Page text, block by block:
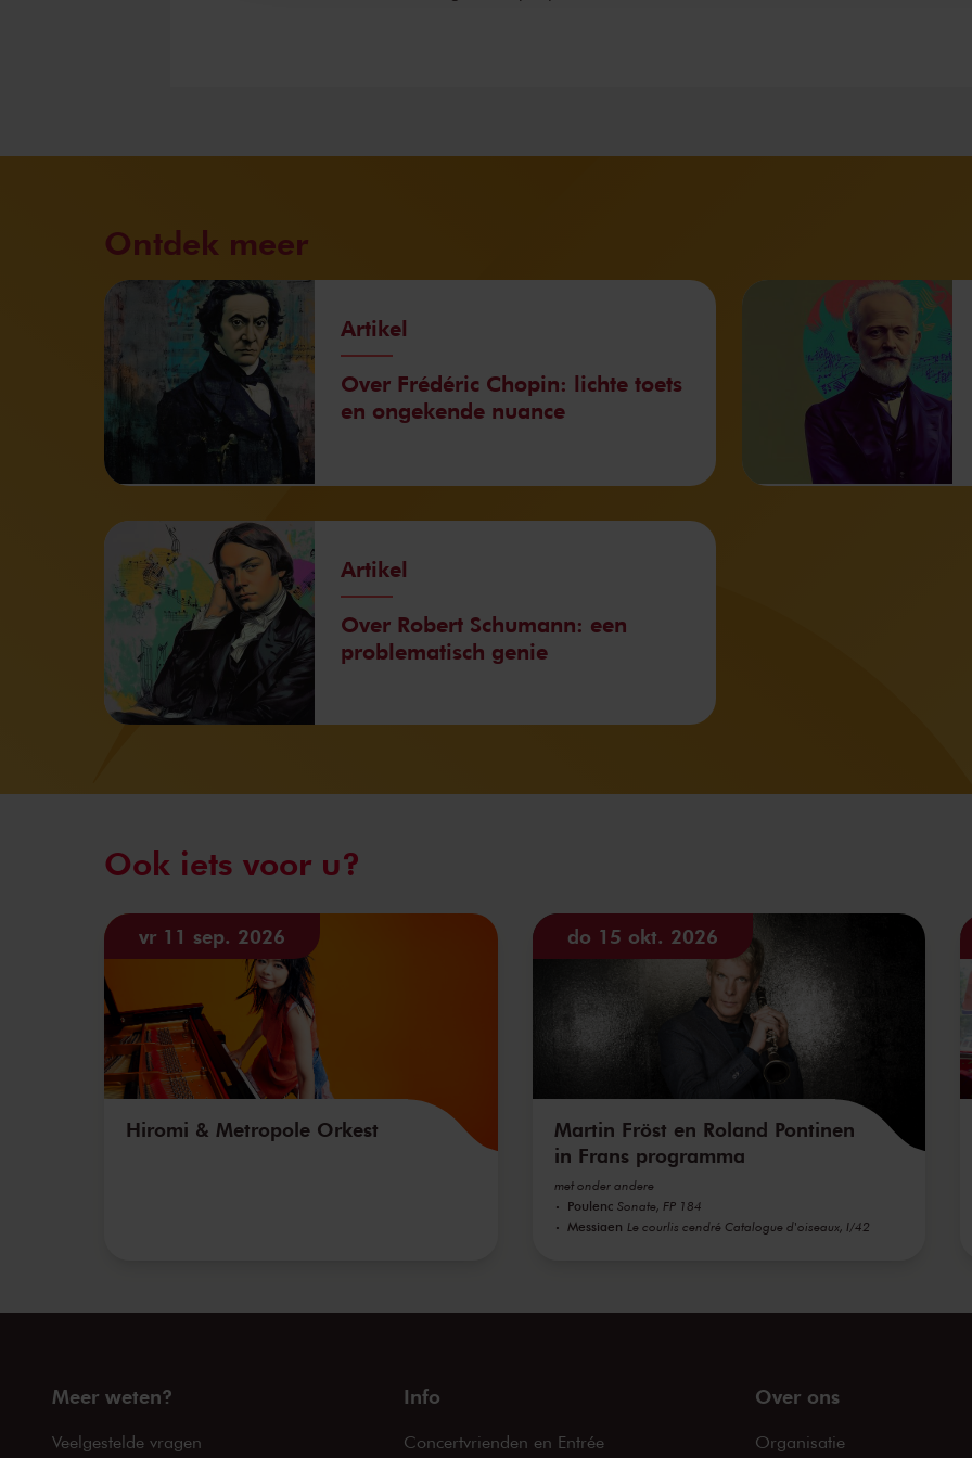
Ontdek meer
Artikel
Over Frédéric Chopin: lichte toets
en ongekende nuance
Artikel
Over Robert Schumann: een
problematisch genie
Ook iets voor u?
vr 11 sep. 2026
Hiromi & Metropole Orkest
do 15 okt. 2026
Martin Fröst en Roland Pontinen
in Frans programma
met onder andere
Poulenc Sonate, FP 184
Messiaen Le courlis cendré Catalogue d'oiseaux, I/42
Meer weten?
Veelgestelde vragen
Info
Concertvrienden en Entrée
Over ons
Organisatie